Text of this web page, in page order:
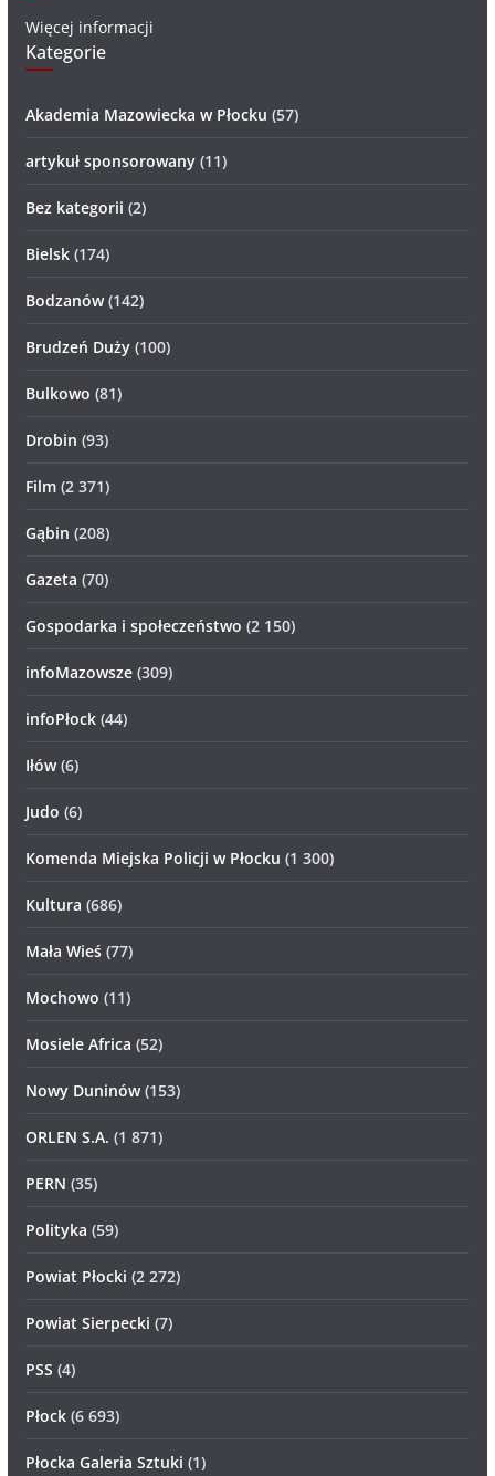
Więcej informacji
Kategorie
Akademia Mazowiecka w Płocku (57)
artykuł sponsorowany(11)
Bez kategorii (2)
Bielsk(174)
Bodzanów(142)
Brudzeń Duży(100)
Bulkowo (81)
Drobin (93)
Film(2 371)
Gąbin (208)
Gazeta (70)
Gospodarka i społeczeństwo (2 150)
infoMazowsze(309)
infoPłock(44)
Iłów(6)
Judo (6)
Komenda Miejska Policji w Płocku (1 300)
Kultura (686)
Mała Wieś(77)
Mochowo (11)
Mosiele Africa (52)
Nowy Duninów(153)
ORLEN S.A. (1 871)
PERN (35)
Polityka (59)
Powiat Płocki (2 272)
Powiat Sierpecki (7)
PSS (4)
Płock(6 693)
Płocka Galeria Sztuki (1)